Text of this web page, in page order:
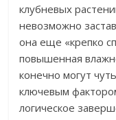
клубневых
невозможно
она еще «крепко
повышенная
конечно могут
ключевым
логическое